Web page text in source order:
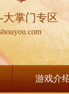
大掌门专区
游戏介